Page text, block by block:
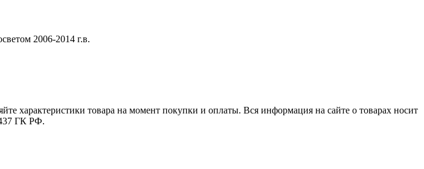
2006-2014 г.в.
характеристики товара на момент покупки и оплаты. Вся информация на сайте о товарах носит
437 ГК РФ.